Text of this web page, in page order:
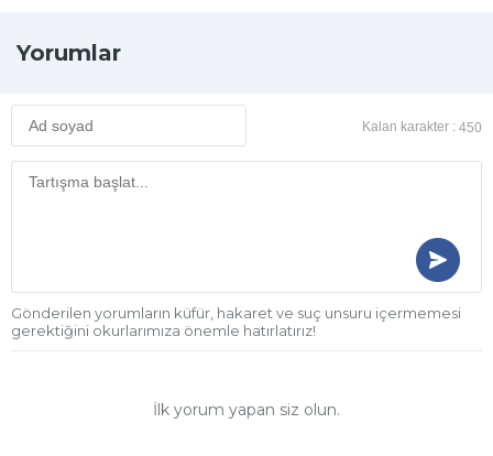
Yorumlar
Kalan karakter : 450
Gönderilen yorumların küfür, hakaret ve suç unsuru içermemesi
gerektiğini okurlarımıza önemle hatırlatırız!
İlk yorum yapan siz olun.